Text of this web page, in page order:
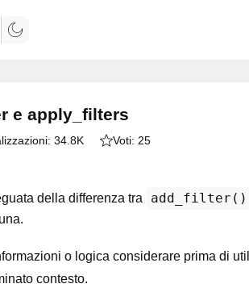
e apply_filters
34.8K Voti: 25
della differenza tra add_filter()
o logica considerare prima di
contesto.